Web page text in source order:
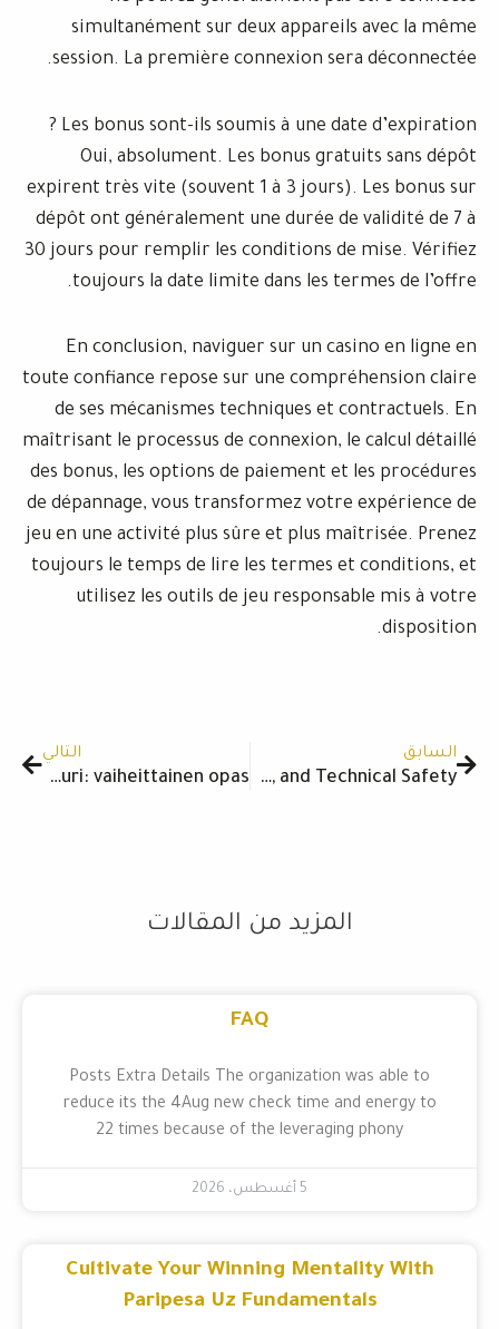
simultanément sur deux appareils
session. La première connexion sera
Les bonus sont-ils soumis à une date
Oui, absolument. Les bonus
expirent très vite (souvent 1 à 3 jours).
dépôt ont généralement une durée de
30 jours pour remplir les conditions de
toujours la date limite dans les
En conclusion, naviguer sur un
toute confiance repose sur une
de ses mécanismes techniques et
maîtrisant le processus de connexion, le
des bonus, les options de paiement et
de dépannage, vous transformez votre
jeu en une activité plus sûre et plus
toujours le temps de lire les termes et
utilisez les outils de jeu
Aviator Game Guide: Account, Bonus Math, and Technical Safety
Rizk-kasinon bonuslaskuri: vaiheittainen opas
المزيد من المقالات
Posts Extra Details The organization
reduce its the 4Aug new check time
22 times because of the leveraging
Cultivate Your Winning
Paripesa Uz